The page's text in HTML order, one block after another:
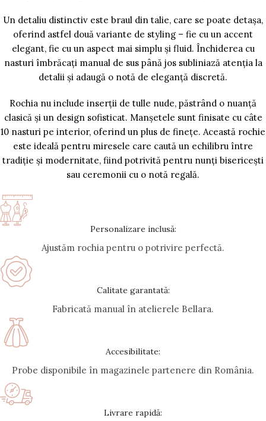
Un detaliu distinctiv este braul din talie, care se poate detașa,
oferind astfel două variante de styling – fie cu un accent
elegant, fie cu un aspect mai simplu și fluid. Închiderea cu
nasturi îmbrăcați manual de sus până jos subliniază atenția la
detalii și adaugă o notă de eleganță discretă.
Rochia nu include inserții de tulle nude, păstrând o nuanță
clasică și un design sofisticat. Manșetele sunt finisate cu câte
10 nasturi pe interior, oferind un plus de finețe. Această rochie
este ideală pentru miresele care caută un echilibru între
tradiție și modernitate, fiind potrivită pentru nunți bisericești
sau ceremonii cu o notă regală.
Personalizare inclusă:
Ajustăm rochia pentru o potrivire perfectă.
Calitate garantată:
Fabricată manual în atelierele Bellara.
Accesibilitate:
Probe disponibile în magazinele partenere din România.
Livrare rapidă: